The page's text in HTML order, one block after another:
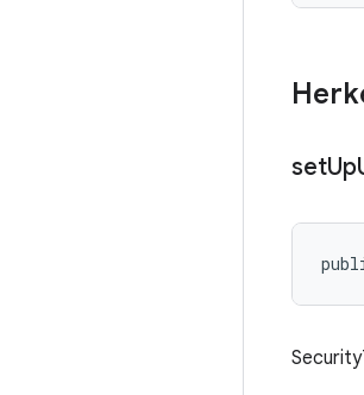
setUp